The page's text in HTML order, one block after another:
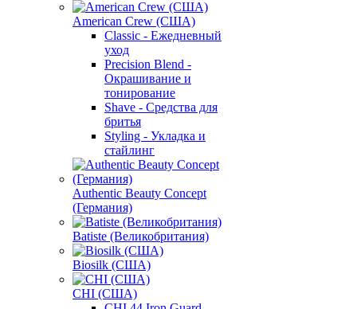
American Crew (США)
Classic - Ежедневный
уход
Precision Blend -
Окрашивание и
тонирование
Shave - Средства для
бритья
Styling - Укладка и
стайлинг
Authentic Beauty Concept
(Германия)
Batiste (Великобритания)
Biosilk (США)
CHI (США)